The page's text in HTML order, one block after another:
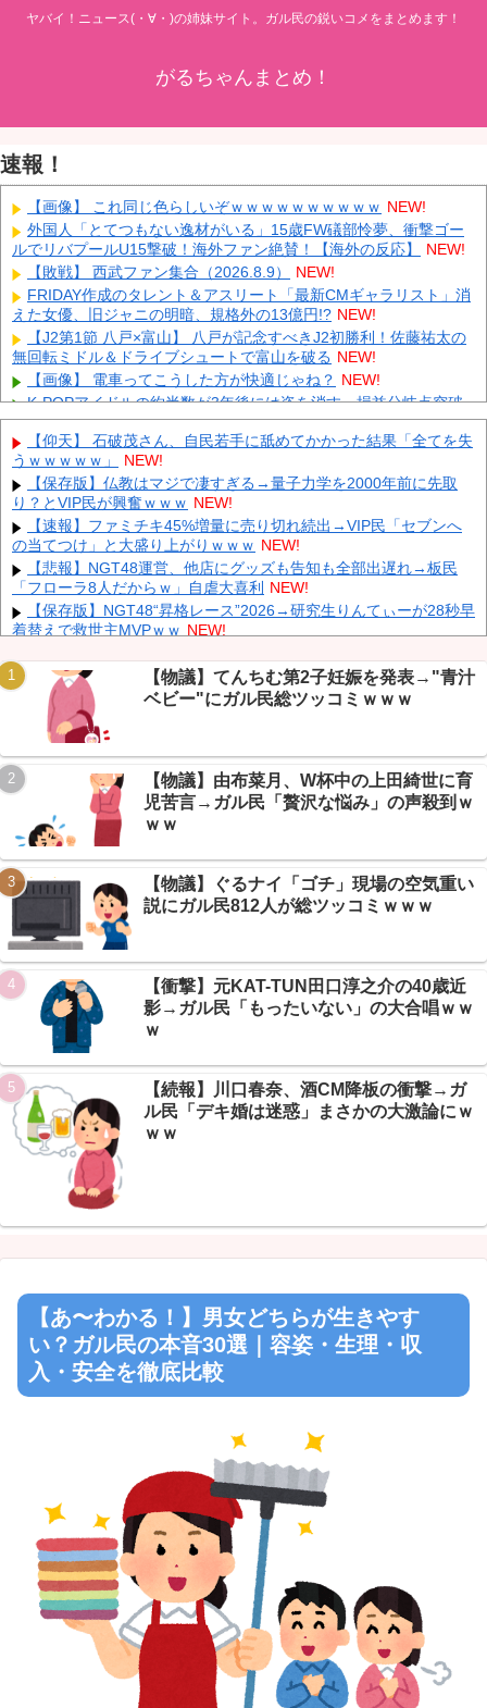
ヤバイ！ニュース(・∀・)の姉妹サイト。ガル民の鋭いコメをまとめます！
がるちゃんまとめ！
速報！
【画像】 これ同じ色らしいぞｗｗｗｗｗｗｗｗｗｗ NEW!
外国人「とてつもない逸材がいる」15歳FW礒部怜夢、衝撃ゴー
ルでリバプールU15撃破！海外ファン絶賛！【海外の反応】
NEW!
【敗戦】 西武ファン集合（2026.8.9）
NEW!
FRIDAY作成のタレント＆アスリート「最新CMギャラリスト」消
えた女優、旧ジャニの明暗、規格外の13億円!? NEW!
【J2第1節 八戸×富山】 八戸が記念すべきJ2初勝利！佐藤祐太の
無回転ミドル＆ドライブシュートで富山を破る NEW!
【画像】 電車ってこうした方が快適じゃね？ NEW!
K-POPアイドルの約半数が3年後には姿を消す…損益分岐点突破
は4％未満 NEW!
【速報】 斎藤知事、宣戦布告「数十年に渡るその場しのぎの不適
切会計、私の代でケリをつける」
中国「大豪雨！」三峡ダム「基礎部分破損」中国「全力放流！」
台風13号「中国上陸予測」台風15号「中国接近（画像」中国「台風
同時上陸！（穀物生産が壊滅危機」→ NEW!
大学生ワイ、株で大儲けしてしまうｗｗｗｗｗｗｗｗｗｗ
Powered by livedoor 相互RSS
【仰天】 石破茂さん、自民若手に舐めてかかった結果「全てを失
うｗｗｗｗｗ」
NEW!
【保存版】仏教はマジで凄すぎる→量子力学を2000年前に先取
り？とVIP民が興奮ｗｗｗ NEW!
【速報】ファミチキ45%増量に売り切れ続出→VIP民「セブンへ
の当てつけ」と大盛り上がりｗｗｗ NEW!
【悲報】NGT48運営、他店にグッズも告知も全部出遅れ→板民
「フローラ8人だからｗ」自虐大喜利
NEW!
【保存版】NGT48“昇格レース”2026→研究生りんてぃーが28秒早
着替えで救世主MVPｗｗ NEW!
土下座してないキミは本気じゃないな」 NEW!
ディズニーからの帰り道。夫「息子連れて離れろ！あと警察に通
報！」私「助けて！」駅員「どうしました！？」→トンデモナイこ
とに… NEW!
【画像】 すでにメスの体つきになったいもうと NEW!
【悲報】映画ブルーロック、週末興行8位に大コケ→ちいかわに
惨敗でｗｗｗ NEW!
彫り師歴23年「タトゥー入れてる奴は99％バカです」「バカは
5000円が好き」無断キャンセル、挨拶できない、金がない…客層を
ぶっちゃけ NEW!
Powered by livedoor 相互RSS
【物議】てんちむ第2子妊娠を発表→"青汁
ベビー"にガル民総ツッコミｗｗｗ
【物議】由布菜月、W杯中の上田綺世に育
児苦言→ガル民「贅沢な悩み」の声殺到ｗ
ｗｗ
【物議】ぐるナイ「ゴチ」現場の空気重い
説にガル民812人が総ツッコミｗｗｗ
【衝撃】元KAT-TUN田口淳之介の40歳近
影→ガル民「もったいない」の大合唱ｗｗ
ｗ
【続報】川口春奈、酒CM降板の衝撃→ガ
ル民「デキ婚は迷惑」まさかの大激論にｗ
ｗｗ
【あ〜わかる！】男女どちらが生きやす
い？ガル民の本音30選｜容姿・生理・収
入・安全を徹底比較